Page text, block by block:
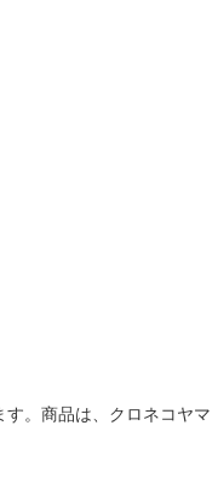
。商品は、クロネコヤマ